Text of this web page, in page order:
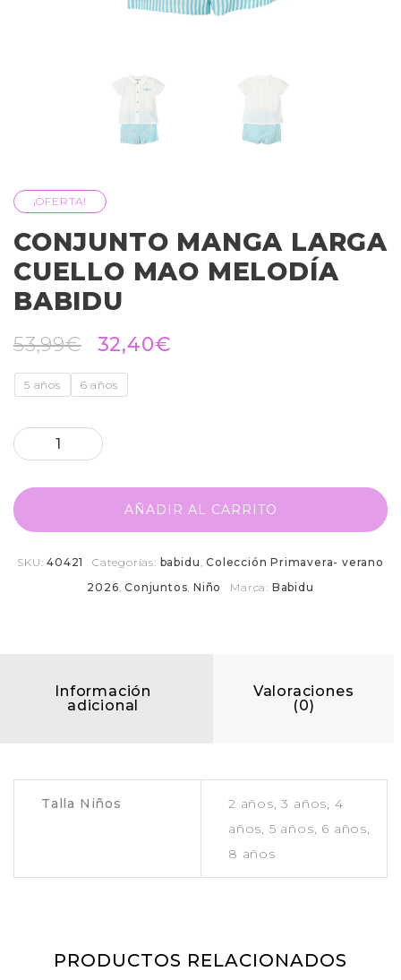
¡OFERTA!
CONJUNTO MANGA LARGA
CUELLO MAO MELODÍA
BABIDU
53,99€ 32,40€
5 años 6 años
AÑADIR AL CARRITO
SKU:40421 Categorías: babidu ,Colección Primavera- verano
2026 ,Conjuntos ,Niño Marca: Babidu
Información
adicional
Valoraciones
(0)
Talla Niños
2 años, 3 años, 4
años, 5 años, 6 años,
8 años
PRODUCTOS RELACIONADOS